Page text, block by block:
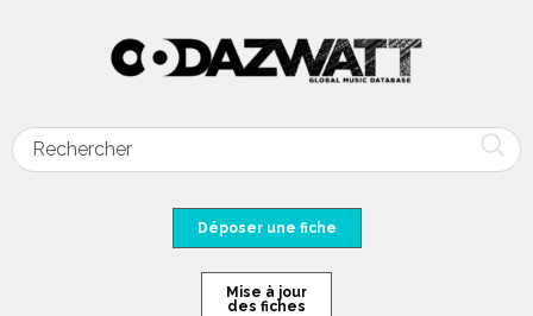
Déposer une fiche
Mise à jour
des fiches